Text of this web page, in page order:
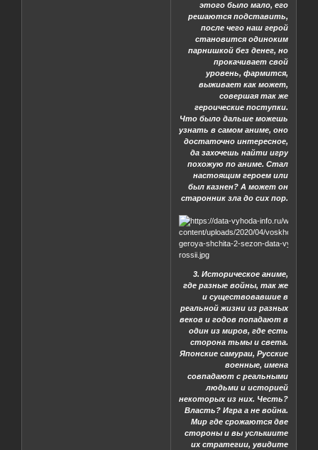
этого было мало, его
решаются подставить,
после чего наш герой
становится одиноким
парнишкой без денег, но
прокачивает свой
уровень, фармится,
выживает как может,
совершая так же
героические поступки.
Что было дальше можешь
узнать в самом аниме, оно
достаточно интересное,
да захочешь найти игру
похожую по аниме. Стал
настоящим героем или
был казнен? А может он
старонник зла до сих пор.
3. Историческое аниме,
где разные войны, так же
и существовавшие в
реальной жизни из разных
веков и годов попадают в
один из миров, где есть
сторона тьмы и света.
Японские самураи, Русские
военные, имена
совпадают с реальными
людьми и историей
некоторых из них. Честь?
Власть? Игра а не война.
Мир где срожаются две
стороны и вы услышите
их стратегии, увидите